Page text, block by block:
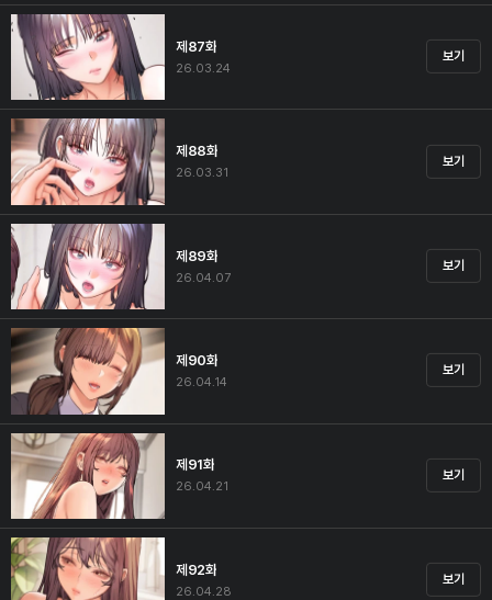
제87화
26.03.24
보기
제88화
26.03.31
보기
제89화
26.04.07
보기
제90화
26.04.14
보기
제91화
26.04.21
보기
제92화
26.04.28
보기